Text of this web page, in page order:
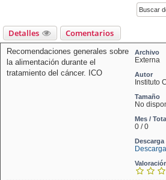
Detalles Comentarios
Recomendaciones generales sobre
la alimentación durante el
tratamiento del cáncer. ICO
Archivo
Externa
Autor
Instituto
Tamaño
No
Mes /
0 / 0